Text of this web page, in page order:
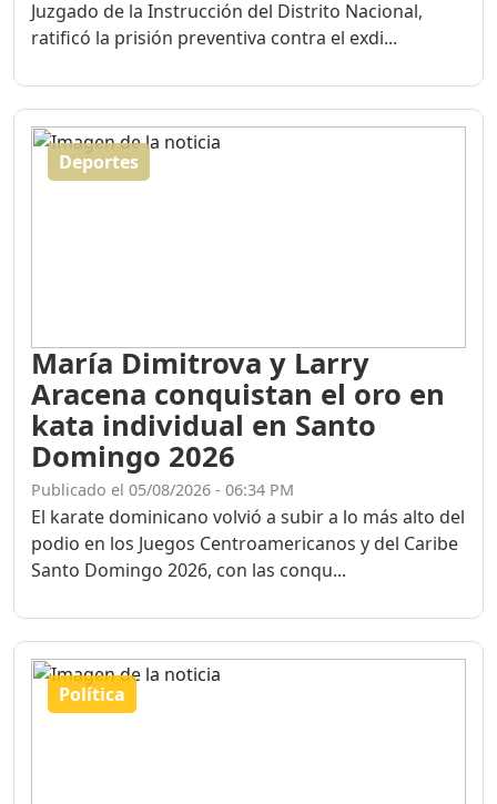
El juez Deiby Timoteo Peguero, del Spétimo
Juzgado de la Instrucción del Distrito Nacional,
Deportes
María Dimitrova y Larry
Aracena conquistan el oro en
kata individual en Santo
Domingo 2026
Publicado el 05/08/2026 - 06:34 PM
El karate dominicano volvió a subir a lo más alto del
podio en los Juegos Centroamericanos y del Caribe
Política